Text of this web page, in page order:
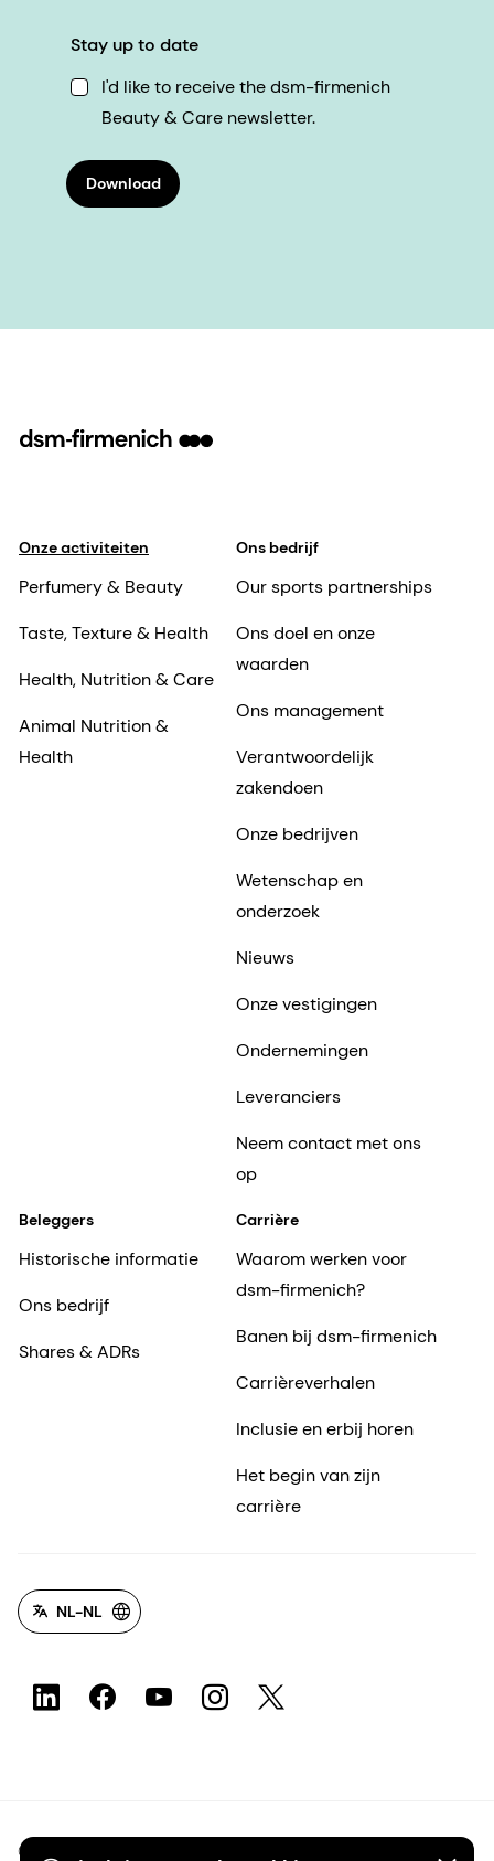
Stay up to date
I'd like to receive the dsm-firmenich
Beauty & Care newsletter.
Download
Onze activiteiten
Perfumery & Beauty
Taste, Texture & Health
Health, Nutrition & Care
Animal Nutrition &
Health
Ons bedrijf
Our sports partnerships
Ons doel en onze
waarden
Ons management
Verantwoordelijk
zakendoen
Onze bedrijven
Wetenschap en
onderzoek
Nieuws
Onze vestigingen
Ondernemingen
Leveranciers
Neem contact met ons
op
Beleggers
Historische informatie
Ons bedrijf
Shares & ADRs
Carrière
Waarom werken voor
dsm-firmenich?
Banen bij dsm-firmenich
Carrièreverhalen
Inclusie en erbij horen
Het begin van zijn
carrière
NL-NL
©2026 dsm-firmenich. Alle rechten voorbehouden.